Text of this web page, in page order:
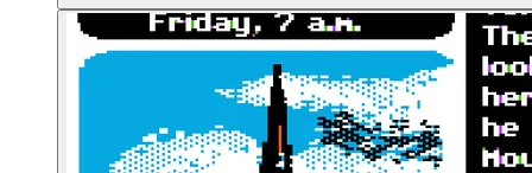
01:11:38 Erste Verkaufsversuche
Gründung von Broderbund